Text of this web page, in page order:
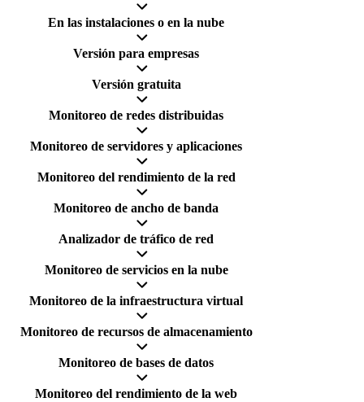
En las instalaciones o en la nube
Versión para empresas
Versión gratuita
Monitoreo de redes distribuidas
Monitoreo de servidores y aplicaciones
Monitoreo del rendimiento de la red
Monitoreo de ancho de banda
Analizador de tráfico de red
Monitoreo de servicios en la nube
Monitoreo de la infraestructura virtual
Monitoreo de recursos de almacenamiento
Monitoreo de bases de datos
Monitoreo del rendimiento de la web